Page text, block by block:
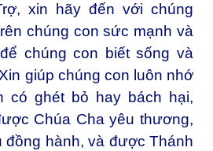
xin hãy đến với chúng
chúng con sức mạnh và
chúng con biết sống và
giúp chúng con luôn nhớ
có ghét bỏ hay bách hại,
Chúa Cha yêu thương,
đồng hành, và được Thánh